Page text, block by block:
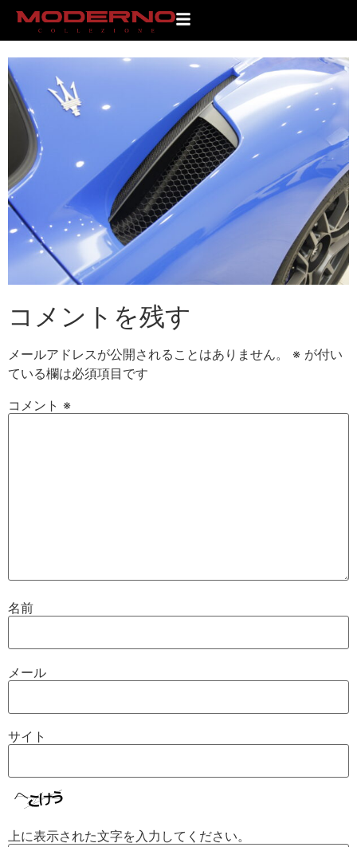
_MG_0619
コメントを残す
メールアドレスが公開されることはありません。 ※ が付い
ている欄は必須項目です
コメント ※
名前
メール
サイト
上に表示された文字を入力してください。